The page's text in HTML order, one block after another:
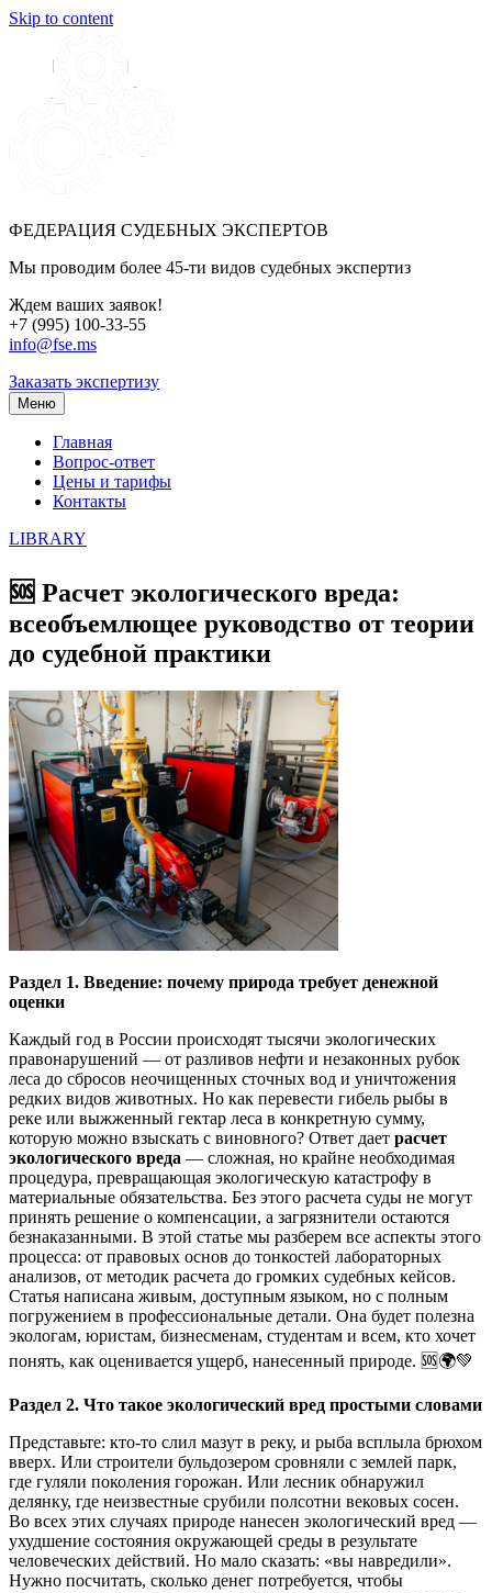
Skip to content
ФЕДЕРАЦИЯ СУДЕБНЫХ ЭКСПЕРТОВ
Мы проводим более 45-ти видов судебных экспертиз
Ждем ваших заявок!
+7 (995) 100-33-55
info@fse.ms
Заказать экспертизу
Меню
Главная
Вопрос-ответ
Цены и тарифы
Контакты
LIBRARY
🆘 Расчет экологического вреда:
всеобъемлющее руководство от теории
до судебной практики
Раздел 1. Введение: почему природа требует денежной
оценки
Каждый год в России происходят тысячи экологических
правонарушений — от разливов нефти и незаконных рубок
леса до сбросов неочищенных сточных вод и уничтожения
редких видов животных. Но как перевести гибель рыбы в
реке или выжженный гектар леса в конкретную сумму,
которую можно взыскать с виновного? Ответ дает расчет
экологического вреда — сложная, но крайне необходимая
процедура, превращающая экологическую катастрофу в
материальные обязательства. Без этого расчета суды не могут
принять решение о компенсации, а загрязнители остаются
безнаказанными. В этой статье мы разберем все аспекты этого
процесса: от правовых основ до тонкостей лабораторных
анализов, от методик расчета до громких судебных кейсов.
Статья написана живым, доступным языком, но с полным
погружением в профессиональные детали. Она будет полезна
экологам, юристам, бизнесменам, студентам и всем, кто хочет
понять, как оценивается ущерб, нанесенный природе. 🆘🌍💚
Раздел 2. Что такое экологический вред простыми словами
Представьте: кто-то слил мазут в реку, и рыба всплыла брюхом
вверх. Или строители бульдозером сровняли с землей парк,
где гуляли поколения горожан. Или лесник обнаружил
делянку, где неизвестные срубили полсотни вековых сосен.
Во всех этих случаях природе нанесен экологический вред —
ухудшение состояния окружающей среды в результате
человеческих действий. Но мало сказать: «вы навредили».
Нужно посчитать, сколько денег потребуется, чтобы